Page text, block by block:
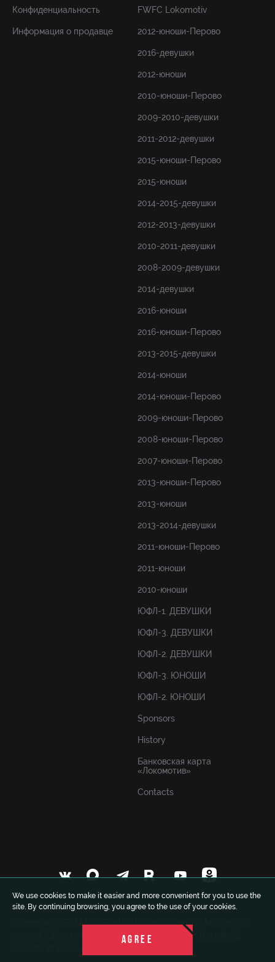
We use cookies to make it easier and more convenient for you to use the
site. By continuing browsing, you agree to the use of your cookies.
AGREE
Конфиденциальность
Информация о продавце
FWFC Lokomotiv
2012-юноши-Перово
2016-девушки
2012-юноши
2010-юноши-Перово
2009-2010-девушки
2011-2012-девушки
2015-юноши-Перово
2015-юноши
2014-2015-девушки
2012-2013-девушки
2010-2011-девушки
2008-2009-девушки
2014-девушки
2016-юноши
2016-юноши-Перово
2013-2015-девушки
2014-юноши
2014-юноши-Перово
2009-юноши-Перово
2008-юноши-Перово
2007-юноши-Перово
2013-юноши-Перово
2013-юноши
2013-2014-девушки
2011-юноши-Перово
2011-юноши
2010-юноши
ЮФЛ-1. ДЕВУШКИ
ЮФЛ-3. ДЕВУШКИ
ЮФЛ-2. ДЕВУШКИ
ЮФЛ-3. ЮНОШИ
ЮФЛ-2. ЮНОШИ
Sponsors
History
Банковская карта
«Локомотив»
Contacts
© 1999-2022 FCLM.RU Football club Lokomotiv Moscow. In
case of full or partial use of materials a link to the official